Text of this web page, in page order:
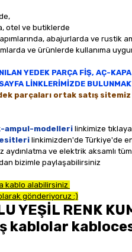
otel ve butiklerde
abajurlarda ve rustik
ve ürünlerde kullanıma
YEDEK PARÇA FİŞ, AÇ-
LİNKLERİMİZDE
parçaları ortak satış
modellerilinkimize
linkimizden'de Türkiye'de
ve elektrik aksamlı
bizimle paylaşabilirsiniz
kablo alabilirsiniz
gönderiyoruz :)
YEŞİL RENK
kablolar